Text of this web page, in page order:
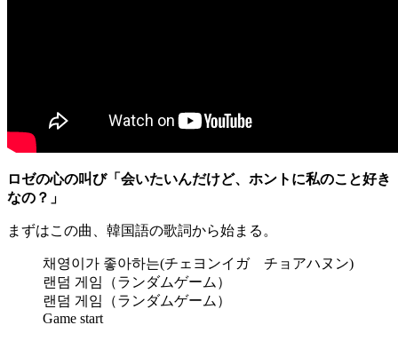
ロゼの心の叫び「会いたいんだけど、ホントに私のこと好き
なの？」
まずはこの曲、韓国語の歌詞から始まる。
채영이가 좋아하는(チェヨンイガ チョアハヌン)
랜덤 게임（ランダムゲーム）
랜덤 게임（ランダムゲーム）
Game start